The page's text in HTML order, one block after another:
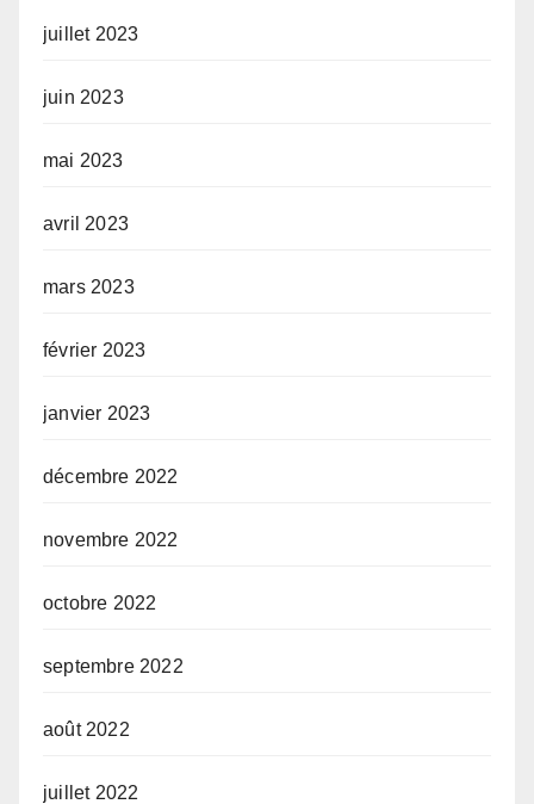
juillet 2023
juin 2023
mai 2023
avril 2023
mars 2023
février 2023
janvier 2023
décembre 2022
novembre 2022
octobre 2022
septembre 2022
août 2022
juillet 2022